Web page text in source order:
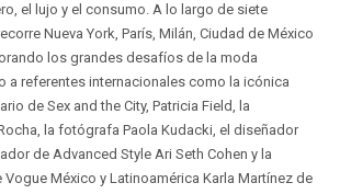
el lujo y el consumo. A lo largo de siete
Nueva York, París, Milán, Ciudad de México
los grandes desafíos de la moda
a referentes internacionales como la icónica
de Sex and the City, Patricia Field, la
la fotógrafa Paola Kudacki, el diseñador
de Advanced Style Ari Seth Cohen y la
México y Latinoamérica Karla Martínez de